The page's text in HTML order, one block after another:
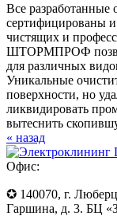
Все разработанные
сертифицированы
чистящих и
ШТОРМПРОФ
для различных
Уникальные
поверхности, но
ликвидировать
вытеснить
« назад
Офис:
✪ 140070, г.
Гаршина, д. 3. БЦ